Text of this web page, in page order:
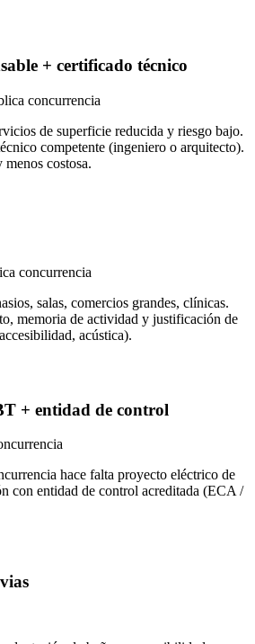
+ certificado técnico
concurrencia
de superficie reducida y riesgo bajo.
competente (ingeniero o arquitecto).
costosa.
concurrencia
salas, comercios grandes, clínicas.
memoria de actividad y justificación de
acústica).
+ entidad de control
hace falta proyecto eléctrico de
con entidad de control acreditada (ECA /